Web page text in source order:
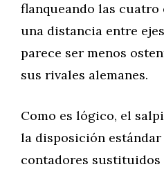
flanqueando las cuatro
una distancia entre
parece ser menos
sus rivales alemanes.
Como es lógico, el
la disposición
contadores